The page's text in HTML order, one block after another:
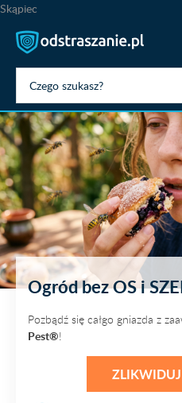
Skąpiec
Ogród bezOS i
Pozbądź się całgo gniazda z
Pest®!